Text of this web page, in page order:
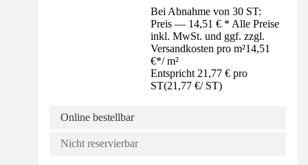
Bei Abnahme von 30 ST:
Preis — 14,51 € * Alle Preise
inkl. MwSt. und ggf. zzgl.
Versandkosten pro m²14,51
€*/ m²
Entspricht 21,77 € pro
ST(21,77 €/ ST)
Online bestellbar
Nicht reservierbar